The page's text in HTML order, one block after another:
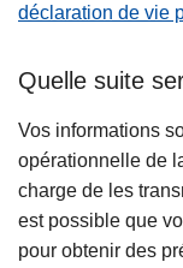
déclaration de vie
Quelle suite
Vos informations
opérationnelle de
charge de les
est possible que
pour obtenir des